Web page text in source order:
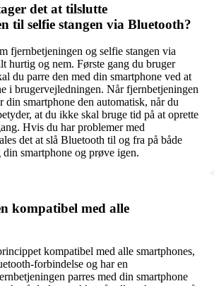
det at tilslutte
til selfie stangen via Bluetooth?
fjernbetjeningen og selfie stangen via
hurtig og nem. Første gang du bruger
du parre den med din smartphone ved at
i brugervejledningen. Når fjernbetjeningen
din smartphone den automatisk, når du
at du ikke skal bruge tid på at oprette
Hvis du har problemer med
det at slå Bluetooth til og fra på både
smartphone og prøve igen.
kompatibel med alle
kompatibel med alle smartphones,
forbindelse og har en
parres med din smartphone